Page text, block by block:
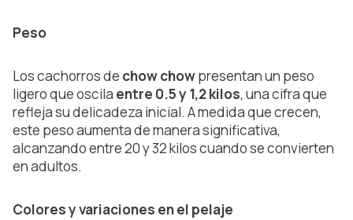
Peso
Los cachorros de chow chowpresentan un peso
ligero que oscila entre 0.5 y 1,2 kilos, una cifra que
refleja su delicadeza inicial. A medida que crecen,
este peso aumenta de manera significativa,
alcanzando entre 20 y 32 kilos cuando se convierten
en adultos.
Colores y variaciones en el pelaje